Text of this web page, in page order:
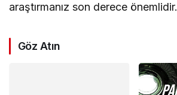
araştırmanız son derece önemlidir.
Göz Atın